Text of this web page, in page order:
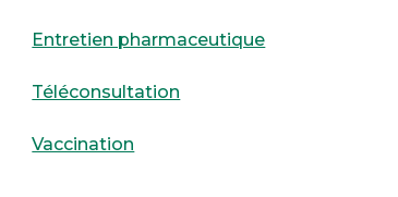
Entretien pharmaceutique
Téléconsultation
Vaccination